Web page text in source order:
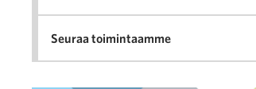
Seuraa toimintaamme